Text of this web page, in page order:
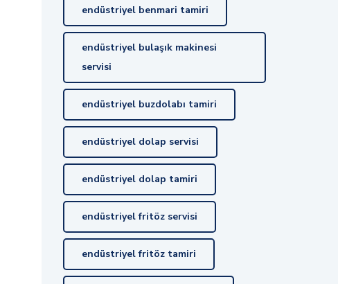
endüstriyel benmari tamiri
endüstriyel bulaşık makinesi
servisi
endüstriyel buzdolabı tamiri
endüstriyel dolap servisi
endüstriyel dolap tamiri
endüstriyel fritöz servisi
endüstriyel fritöz tamiri